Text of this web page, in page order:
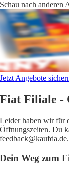
Schau nach anderen
Jetzt Angebote
Fiat Filiale -
Leider haben wir für
Öffnungszeiten. Du
feedback@kaufda.de.
Dein Weg zum